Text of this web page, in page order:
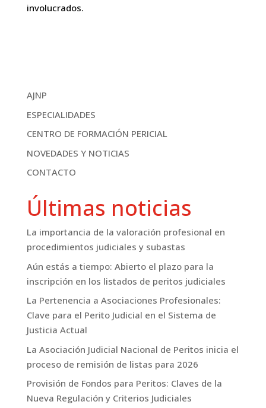
involucrados.
AJNP
ESPECIALIDADES
CENTRO DE FORMACIÓN PERICIAL
NOVEDADES Y NOTICIAS
CONTACTO
Últimas noticias
La importancia de la valoración profesional en
procedimientos judiciales y subastas
Aún estás a tiempo: Abierto el plazo para la
inscripción en los listados de peritos judiciales
La Pertenencia a Asociaciones Profesionales:
Clave para el Perito Judicial en el Sistema de
Justicia Actual
La Asociación Judicial Nacional de Peritos inicia el
proceso de remisión de listas para 2026
Provisión de Fondos para Peritos: Claves de la
Nueva Regulación y Criterios Judiciales